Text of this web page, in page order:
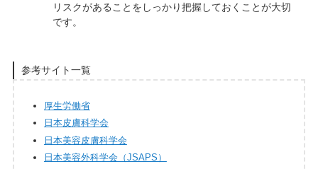
リスクがあることをしっかり把握しておくことが大切
です。
参考サイト一覧
厚生労働省
日本皮膚科学会
日本美容皮膚科学会
日本美容外科学会（JSAPS）